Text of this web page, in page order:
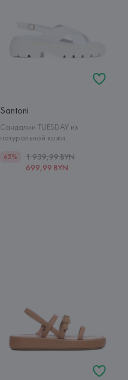
Santoni
Сандалии TUESDAY из
натуральной кожи
65%
1 939,99 BYN
699,99 BYN